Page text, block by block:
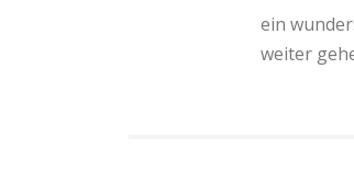
ein
weiter